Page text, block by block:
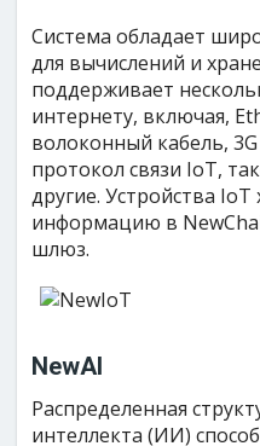
Система обладает
для вычислений и
поддерживает
интернету, включая,
волоконный кабель,
протокол связи IoT,
другие. Устройства
информацию в
шлюз.
NewAI
Распределенная
интеллекта (ИИ)